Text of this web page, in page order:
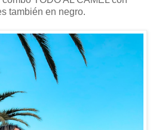
también en negro.